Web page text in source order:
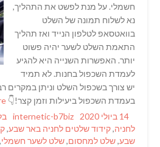
חשמלי. על מנת לפשט את התהליך,
נא לשלוח תמונה של השלט
בוואטסאפ לטלפון הנייד ואז תהליך
התאמת השלט לשער יהיה פשוט
יותר. האפשרות השנייה היא להגיע
לעמדת השכפול בחנות. לא תמיד
יש צורך בשכפול השלט וניתן במקרים
בעמדת השכפול ביעילות וזמן קצר!👇
Posted
on
14 ביולי 2020 Author
internetic-b7biz
לחניה,קידוד שלטים לחניה באר שבע,
שבע,שלט למחסום,שלט לשער חשמלי,